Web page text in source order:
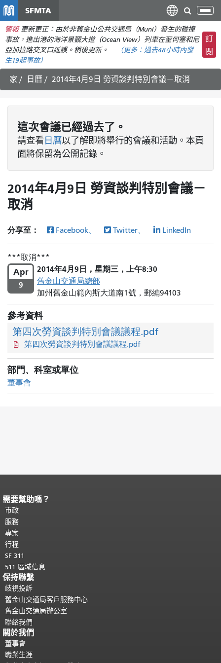
主
要
SFMTA
切
導
航
警報 更新更正：由於非舊金山公共交通局（Muni）發生的碰撞
事故，進出港的海洋景觀大道（Ocean View）列車在聖何塞和尼
亞加拉路交叉口延誤。稍後更新。
（更多： 過去48小時內發
生19起事故）
訂
閱
家 日曆 2014年4月9日 勞資談判特別會議－取消
這次會議已經過去了。
請查看日曆以了解即將舉行的會議和活動。本頁
面將保留為公開記錄。
2014年4月9日 勞資談判特別會議－
取消
分享至： Facebook、 Twitter、 LinkedIn
取消
Apr
9
2014年4月9日，星期三，上​​午8:30
舊金山交通局總部
加州舊金山範內斯大道南1號，郵編94103
參考資料
第四次勞資談判特別會議議程.pdf
第四次勞資談判特別會議議程.pdf
部門、科室或單位
董事會
頁面內容結束。
都會重複顯示。
需要幫助嗎？
市政
服務
專案
行程
SF 311
511 區域信息
保持聯繫
歧視投訴
舊金山交通局客戶服務中心
舊金山交通局辦公室
聯絡我們
關於我們
董事會
職業生涯